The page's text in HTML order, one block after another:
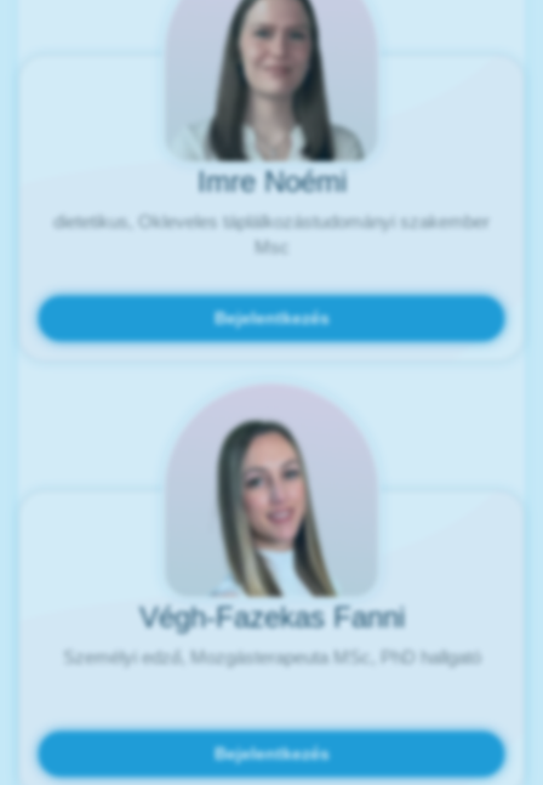
Imre Noémi
dietetikus, Okleveles táplálkozástudományi szakember
Msc
Bejelentkezés
Végh-Fazekas Fanni
Személyi edző, Mozgásterapeuta MSc, PhD hallgató
Bejelentkezés